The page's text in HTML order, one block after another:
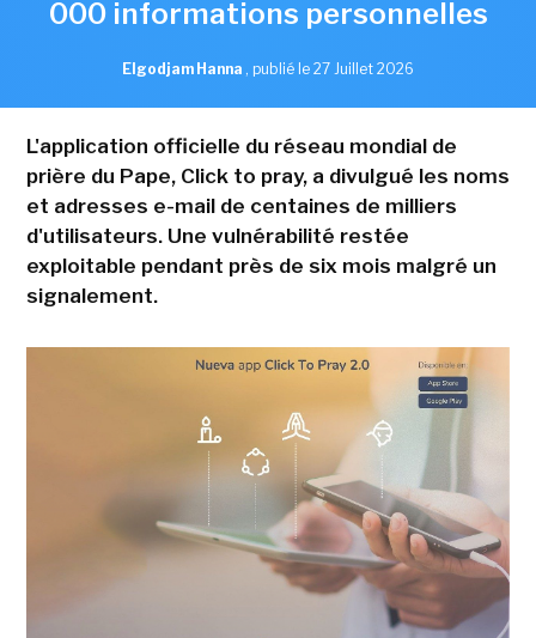
000 informations personnelles
Elgodjam Hanna , publié le 27 Juillet 2026
L'application officielle du réseau mondial de
prière du Pape, Click to pray, a divulgué les noms
et adresses e-mail de centaines de milliers
d'utilisateurs. Une vulnérabilité restée
exploitable pendant près de six mois malgré un
signalement.